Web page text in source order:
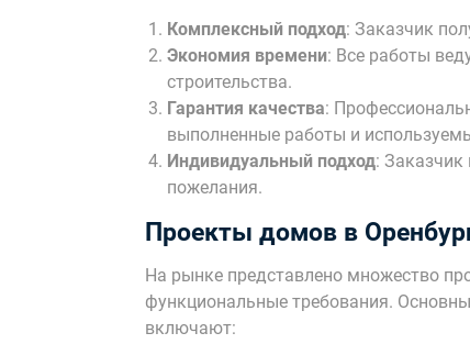
Комплексный подход: Заказчик
Экономия времени: Все работы
строительства.
Гарантия качества:
выполненные работы и
Индивидуальный подход:
пожелания.
Проекты домов в
На рынке представлено множество
функциональные требования.
включают: